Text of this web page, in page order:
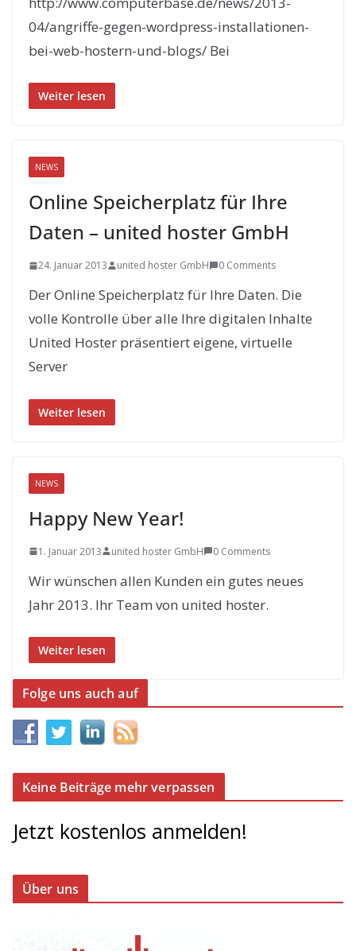
04/angriffe-gegen-wordpress-installationen-
bei-web-hostern-und-blogs/ Bei
Weiter lesen
NEWS
Online Speicherplatz für Ihre
Daten – united hoster GmbH
24. Januar 2013 united hoster GmbH 0 Comments
Der Online Speicherplatz für Ihre Daten. Die
volle Kontrolle über alle Ihre digitalen Inhalte
United Hoster präsentiert eigene, virtuelle
Server
Weiter lesen
NEWS
Happy New Year!
1. Januar 2013 united hoster GmbH 0 Comments
Wir wünschen allen Kunden ein gutes neues
Jahr 2013. Ihr Team von united hoster.
Weiter lesen
Folge uns auch auf
Keine Beiträge mehr verpassen
Jetzt kostenlos anmelden!
Über uns